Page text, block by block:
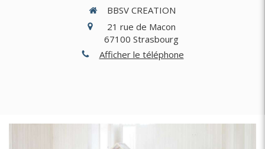
BBSV CREATION
21 rue de Macon
67100 Strasbourg
Afficher le téléphone